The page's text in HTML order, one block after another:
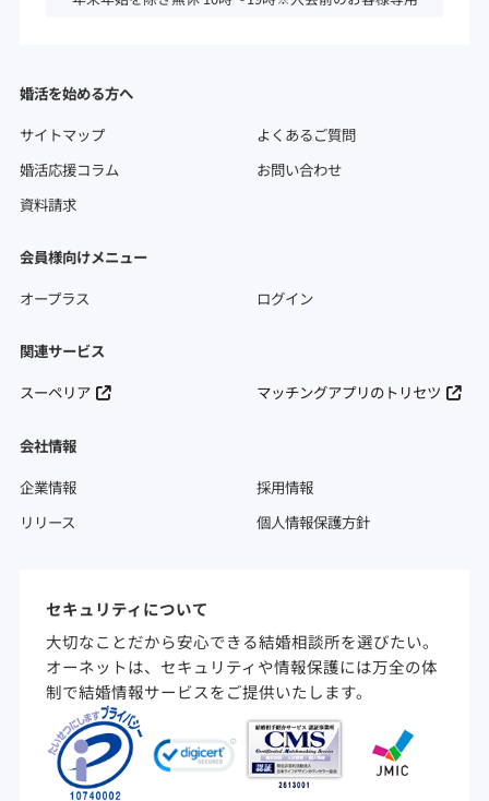
婚活を始める方へ
サイトマップ
よくあるご質問
婚活応援コラム
お問い合わせ
資料請求
会員様向けメニュー
オープラス
ログイン
関連サービス
スーペリア
マッチングアプリのトリセツ
会社情報
企業情報
採用情報
リリース
個人情報保護方針
セキュリティについて
大切なことだから安心できる結婚相談所を選びたい。
オーネットは、セキュリティや情報保護には万全の体
制で結婚情報サービスをご提供いたします。